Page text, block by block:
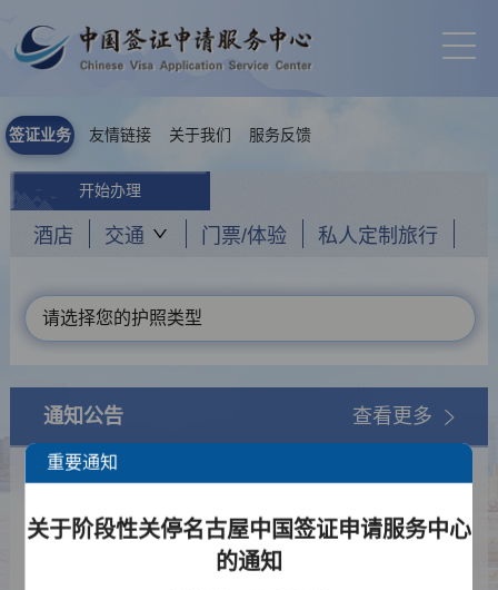
签证业务 友情链接 关于我们 服务反馈
开始办理
酒店 交通 门票/体验 私人定制旅行
请选择您的护照类型
通知公告 查看更多
关于阶段性关停名古屋中国签证申请服
2025-09-19
国庆节、中秋节放假通知 2025-09-12
关于升级签证线上办理模式的通知
重要通知
关于阶段性关停名古屋中国签证申请服务中心
的通知